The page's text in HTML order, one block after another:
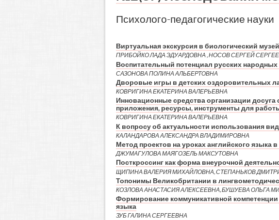
Психолого-педагогические науки
Виртуальная экскурсия в биологический
ПРИБОЙКО ЛАДА ЭДУАРДОВНА , НОСОВ СЕРГЕЙ
Воспитательный потенциал русских
САЗОНОВА ПОЛИНА АЛЬБЕРТОВНА
Дворовые игры в детских оздоровительных
КОВРИГИНА ЕКАТЕРИНА ВАЛЕРЬЕВНА
Инновационные средства организации
приложения, ресурсы, инструменты для
КОВРИГИНА ЕКАТЕРИНА ВАЛЕРЬЕВНА
К вопросу об актуальности использования
КАЛАНДАРОВА АЛЕКСАНДРА ВЛАДИМИРОВНА
Метод проектов на уроках английского языка
ДЖУМАГУЛОВА МАЯГОЗЕЛЬ МАКСУТОВНА
Посткроссинг как форма внеурочной
ЩИПИНА ВАЛЕРИЯ МИХАЙЛОВНА, СТЕПАНЬКОВ
Топонимы Великобритании в
КОЗЛОВА АНАСТАСИЯ АЛЕКСЕЕВНА, БУШУЕВА ОЛЬГА
Формирование коммуникативной
языка
ЗУБ ГАЛИНА СЕРГЕЕВНА